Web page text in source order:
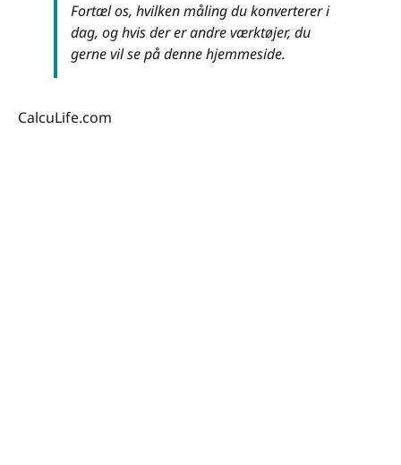
Fortæl os, hvilken måling du konverterer i
dag, og hvis der er andre værktøjer, du
gerne vil se på denne hjemmeside.
CalcuLife.com